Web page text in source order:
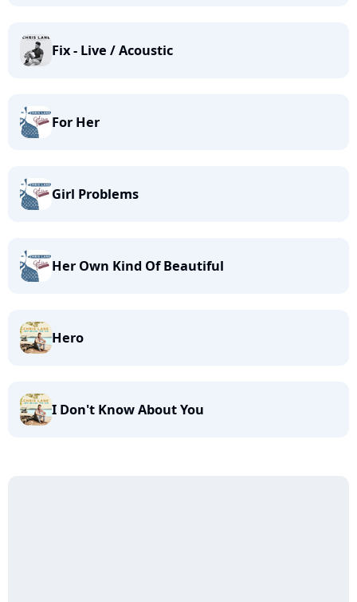
Fix - Live / Acoustic
For Her
Girl Problems
Her Own Kind Of Beautiful
Hero
I Don't Know About You